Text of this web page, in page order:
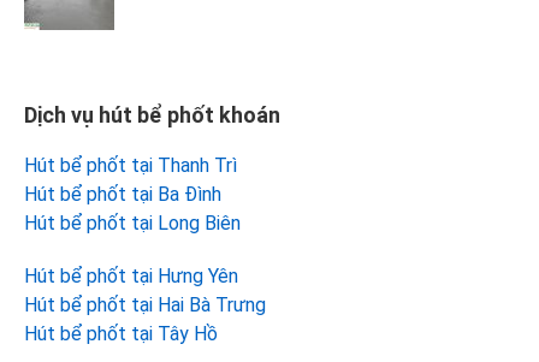
Dịch vụ hút bể phốt khoán
Hút bể phốt tại Thanh Trì
Hút bể phốt tại Ba Đình
Hút bể phốt tại Long Biên
Hút bể phốt tại Hưng Yên
Hút bể phốt tại Hai Bà Trưng
Hút bể phốt tại Tây Hồ